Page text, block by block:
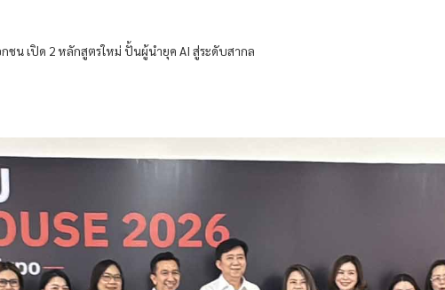
กชน เปิด 2 หลักสูตรใหม่ ปั้นผู้นำยุค AI สู่ระดับสากล